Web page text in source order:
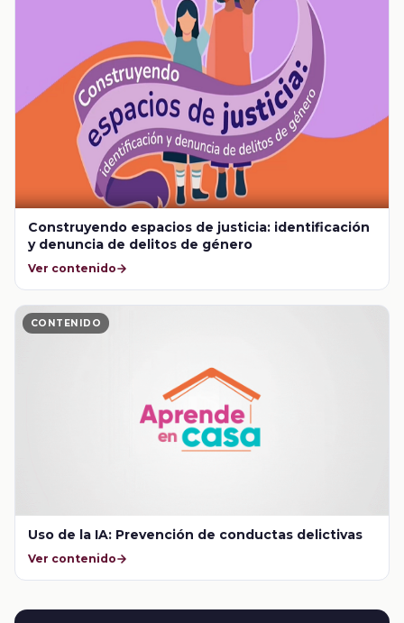
Construyendo espacios de justicia: identificación
y denuncia de delitos de género
Ver contenido
CONTENIDO
Uso de la IA: Prevención de conductas delictivas
Ver contenido